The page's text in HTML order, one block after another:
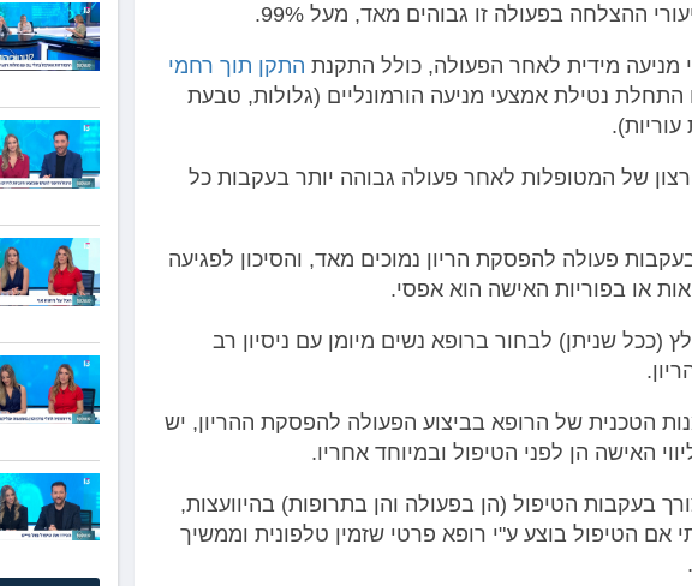
ההצלחה בפעולה זו גבוהים מאד, מעל 99%.
מניעה מידית לאחר הפעולה, כולל התקנת התקן תוך רחמי
התחלת נטילת אמצעי מניעה הורמונליים (גלולות, טבעת
של המטופלות לאחר פעולה גבוהה יותר בעקבות כל
פעולה להפסקת הריון נמוכים מאד, והסיכון לפגיעה
או בפוריות האישה הוא אפסי.
(ככל שניתן) לבחור ברופא נשים מיומן עם ניסיון רב
הטכנית של הרופא בביצוע הפעולה להפסקת ההריון, יש
האישה הן לפני הטיפול ובמיוחד אחריו.
בעקבות הטיפול (הן בפעולה והן בתרופות) בהיוועצות,
אם הטיפול בוצע ע"י רופא פרטי שזמין טלפונית וממשיך